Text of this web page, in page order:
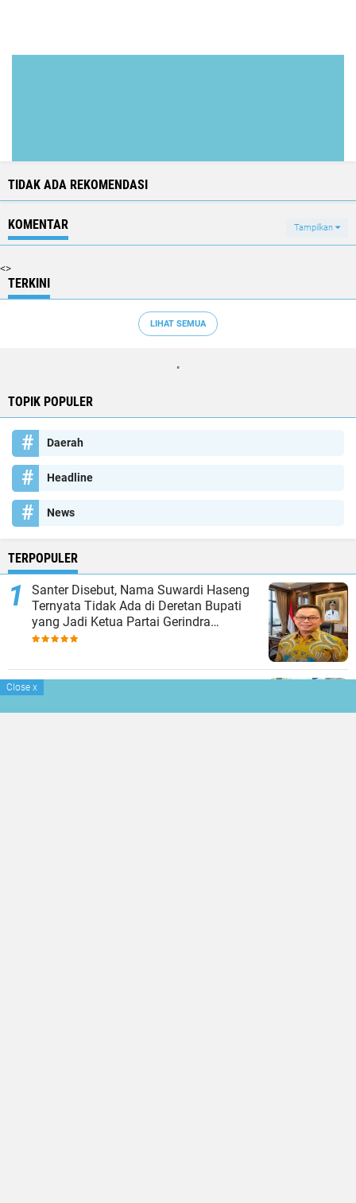
TIDAK ADA REKOMENDASI
KOMENTAR Tampilkan
<>
TERKINI
LIHAT SEMUA
"
TOPIK POPULER
Daerah
Headline
News
TERPOPULER
Santer Disebut, Nama Suwardi Haseng
Ternyata Tidak Ada di Deretan Bupati
yang Jadi Ketua Partai Gerindra
Kabupaten
Rakorda Gerindra SulSel Digelar Hari Ini,
Pergantian Ketua, Soppeng Diantaranya
Close x